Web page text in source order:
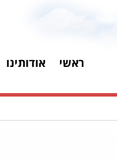
ראשי אודותינו